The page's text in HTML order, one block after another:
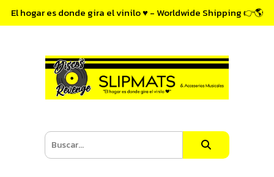
El hogar es donde gira el vinilo ♥ - Worldwide Shipping 👉🌎